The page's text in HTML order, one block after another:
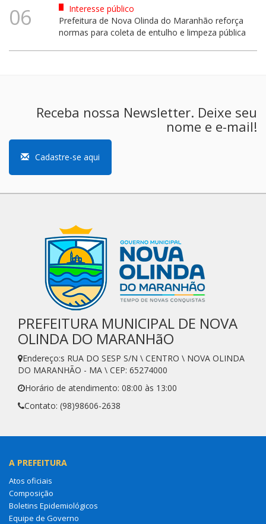
06
Interesse público
Prefeitura de Nova Olinda do Maranhão reforça
normas para coleta de entulho e limpeza pública
Receba nossa Newsletter. Deixe seu
nome e e-mail!
Cadastre-se aqui
PREFEITURA MUNICIPAL DE NOVA
OLINDA DO MARANHãO
Endereço:s RUA DO SESP S/N \ CENTRO \ NOVA OLINDA
DO MARANHÃO - MA \ CEP: 65274000
Horário de atendimento: 08:00 às 13:00
Contato: (98)98606-2638
A PREFEITURA
Atos oficiais
Composição
Boletins Epidemiológicos
Equipe de Governo